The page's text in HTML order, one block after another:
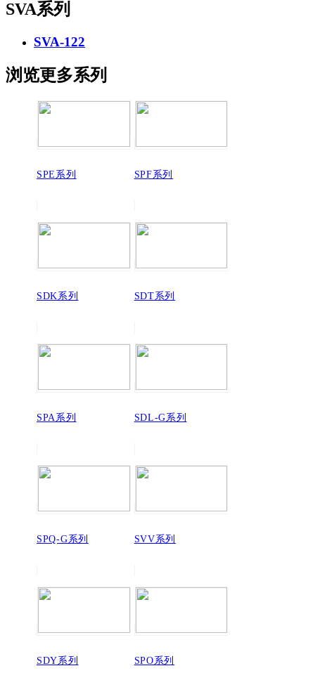
SVA系列
SVA-122
浏览更多系列
SPE系列 SPF系列
SDK系列 SDT系列
SPA系列 SDL-G系列
SPQ-G系列 SVV系列
SDY系列 SPO系列